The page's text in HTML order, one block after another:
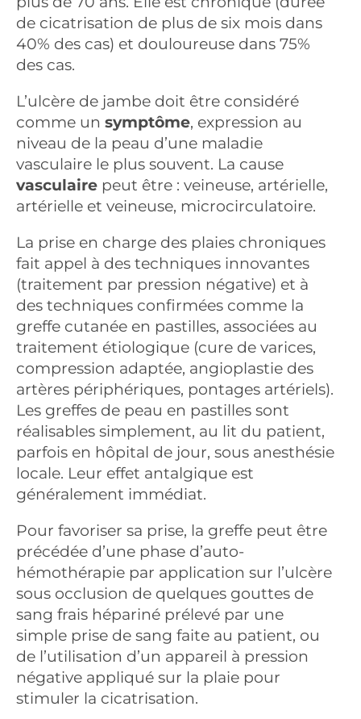
de cicatrisation de plus de six mois dans
40% des cas) et douloureuse dans 75%
des cas.
L’ulcère de jambe doit être considéré
comme un symptôme, expression au
niveau de la peau d’une maladie
vasculaire le plus souvent. La cause
vasculaire peut être : veineuse, artérielle,
artérielle et veineuse, microcirculatoire.
La prise en charge des plaies chroniques
fait appel à des techniques innovantes
(traitement par pression négative) et à
des techniques confirmées comme la
greffe cutanée en pastilles, associées au
traitement étiologique (cure de varices,
compression adaptée, angioplastie des
artères périphériques, pontages artériels).
Les greffes de peau en pastilles sont
réalisables simplement, au lit du patient,
parfois en hôpital de jour, sous anesthésie
locale. Leur effet antalgique est
généralement immédiat.
Pour favoriser sa prise, la greffe peut être
précédée d’une phase d’auto-
hémothérapie par application sur l’ulcère
sous occlusion de quelques gouttes de
sang frais hépariné prélevé par une
simple prise de sang faite au patient, ou
de l’utilisation d’un appareil à pression
négative appliqué sur la plaie pour
stimuler la cicatrisation.